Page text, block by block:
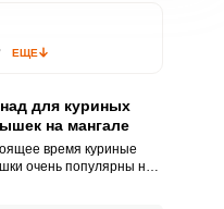
ЕЩЕ
для куриных
на мангале
время куриные
очень популярны не